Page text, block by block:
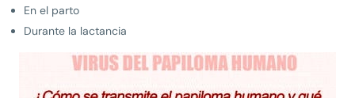
En el parto
Durante la lactancia